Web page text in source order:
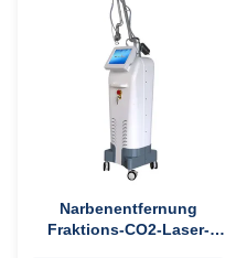
Narbenentfernung
Fraktions-CO2-Laser-